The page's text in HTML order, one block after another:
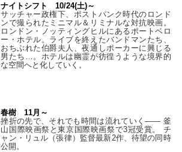
ナイトシフト 10/24(土)～
サッチャー政権下、ポストパンク時代のロンド
ンで撮られたミニマル＆リミナルな対抗映画。
ロンドン・ノッティングヒルにあるポートベロ
ー・ホテル。ライブを終えたバンドマンたち、
おちぶれた伯爵夫人、夜通しポーカーに興じる
男たち…。ホテルは幽霊が彷徨うような境界的
な空間へと化していく。
春樹 11月～
挫折の先で、それでも時間は流れていく—— 釜
山国際映画祭と東京国際映画祭で3冠受賞。 チ
ャン・リュル（張律）監督最新2作、待望の同時
公開。